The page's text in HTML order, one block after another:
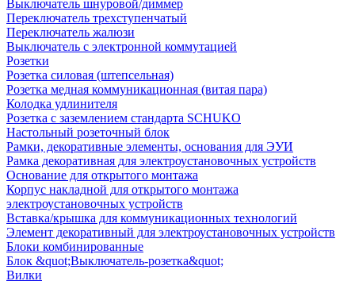
Выключатель шнуровой/диммер
Переключатель трехступенчатый
Переключатель жалюзи
Выключатель с электронной коммутацией
Розетки
Розетка силовая (штепсельная)
Розетка медная коммуникационная (витая пара)
Колодка удлинителя
Розетка с заземлением стандарта SCHUKO
Настольный розеточный блок
Рамки, декоративные элементы, основания для ЭУИ
Рамка декоративная для электроустановочных устройств
Основание для открытого монтажа
Корпус накладной для открытого монтажа
электроустановочных устройств
Вставка/крышка для коммуникационных технологий
Элемент декоративный для электроустановочных устройств
Блоки комбинированные
Блок &quot;Выключатель-розетка&quot;
Вилки